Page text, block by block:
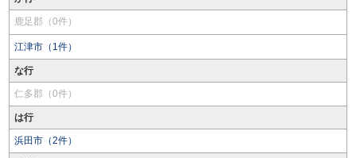
鹿足郡（0件）
江津市（1件）
な行
仁多郡（0件）
は行
浜田市（2件）